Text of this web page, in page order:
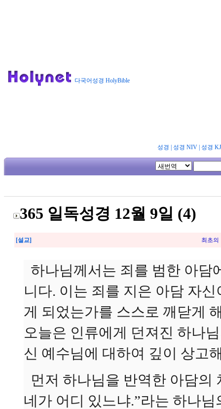
다국어성경 HolyBible
성경 성경 NIV| 성경
365 일독성경 12월 9일 (4)
[설교] 최초의
하나님께서는 죄를 범한 아담
니다. 이는 죄를 지은 아담 자
게 되었는가를 스스로 깨닫게
오늘은 인류에게 던져진 하나
신 예수님에 대하여 깊이 상고
먼저 하나님을 반역한 아담의
네가 어디 있느냐.”라는 하나